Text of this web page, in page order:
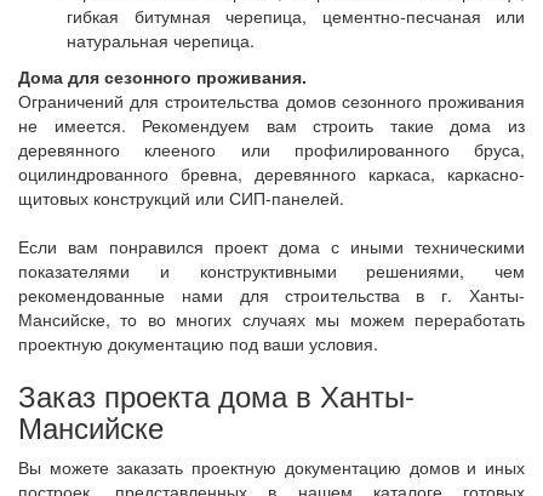
гибкая битумная черепица, цементно-песчаная или
натуральная черепица.
Дома для сезонного проживания.
Ограничений для строительства домов сезонного проживания
не имеется. Рекомендуем вам строить такие дома из
деревянного клееного или профилированного бруса,
оцилиндрованного бревна, деревянного каркаса, каркасно-
щитовых конструкций или СИП-панелей.
Если вам понравился проект дома с иными техническими
показателями и конструктивными решениями, чем
рекомендованные нами для строительства в г. Ханты-
Мансийске, то во многих случаях мы можем переработать
проектную документацию под ваши условия.
Заказ проекта дома в Ханты-
Мансийске
Вы можете заказать проектную документацию домов и иных
построек, представленных в нашем каталоге готовых